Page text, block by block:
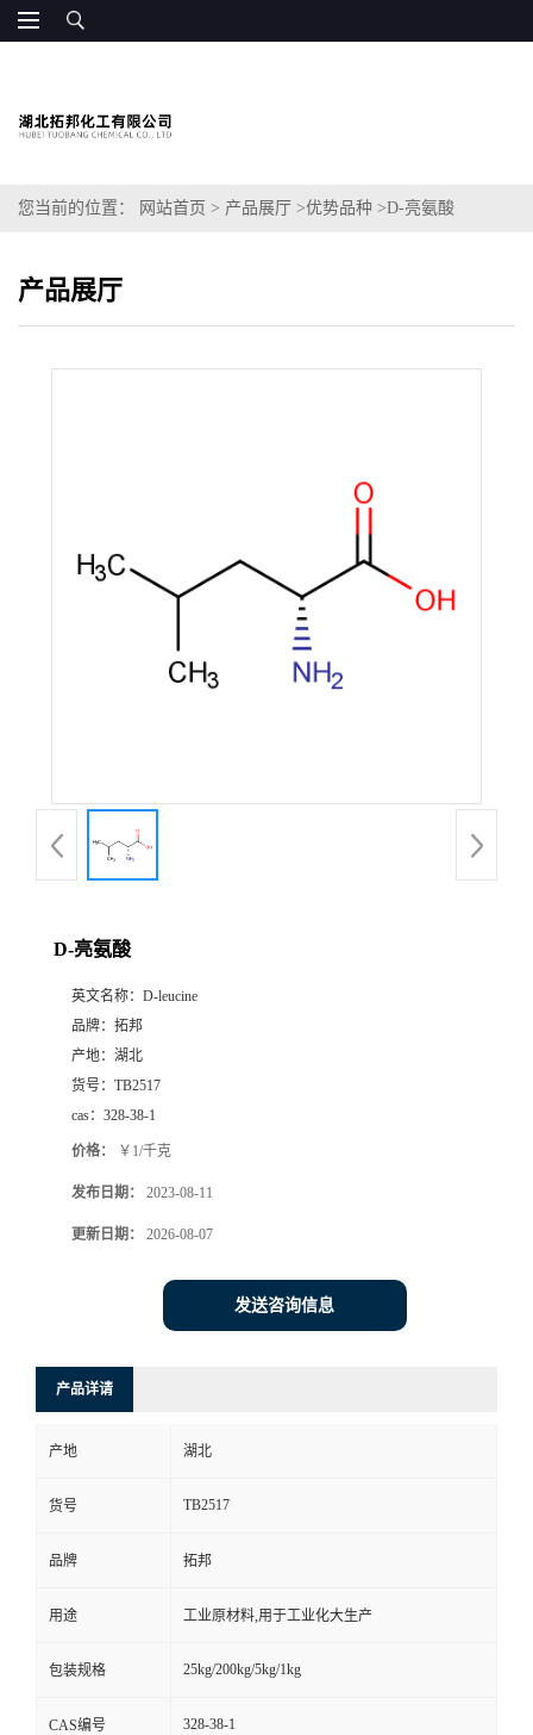
您当前的位置： 网站首页 > 产品展厅 >优势品种 >D-亮氨酸
产品展厅
D-亮氨酸
英文名称： D-leucine
品牌： 拓邦
产地： 湖北
货号： TB2517
cas： 328-38-1
价格： ￥1/千克
发布日期： 2023-08-11
更新日期： 2026-08-07
发送咨询信息
产品详请
产地 湖北
货号 TB2517
品牌 拓邦
用途 工业原材料,用于工业化大生产
包装规格 25kg/200kg/5kg/1kg
CAS编号 328-38-1